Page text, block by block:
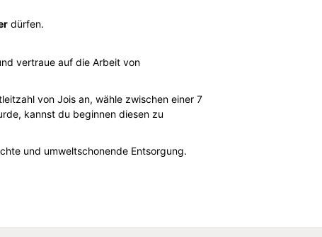
dürfen.
vertraue auf die Arbeit von
von Jois an, wähle zwischen einer 7
kannst du beginnen diesen zu
und umweltschonende Entsorgung.